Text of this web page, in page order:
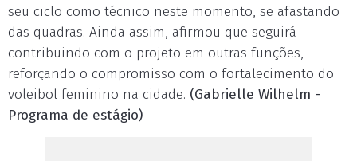
seu ciclo como técnico neste momento, se afastando
das quadras. Ainda assim, afirmou que seguirá
contribuindo com o projeto em outras funções,
reforçando o compromisso com o fortalecimento do
voleibol feminino na cidade. (Gabrielle Wilhelm -
Programa de estágio)